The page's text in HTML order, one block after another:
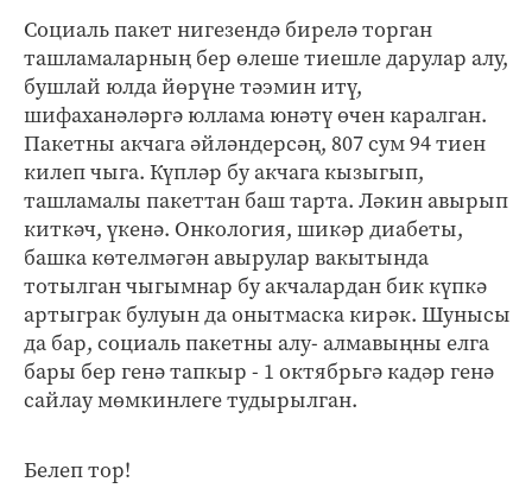
Социаль пакет нигезендә бирелә торган
ташламаларның бер өлеше тиешле дарулар алу,
бушлай юлда йөрүне тәэмин итү,
шифаханәләргә юллама юнәтү өчен каралган.
Пакетны акчага әйләндерсәң, 807 сум 94 тиен
килеп чыга. Күпләр бу акчага кызыгып,
ташламалы пакеттан баш тарта. Ләкин авырып
киткәч, үкенә. Онкология, шикәр диабеты,
башка көтелмәгән авырулар вакытында
тотылган чыгымнар бу акчалардан бик күпкә
артыграк булуын да онытмаска кирәк. Шунысы
да бар, социаль пакетны алу- алмавыңны елга
бары бер генә тапкыр - 1 октябрьгә кадәр генә
сайлау мөмкинлеге тудырылган.
Белеп тор!